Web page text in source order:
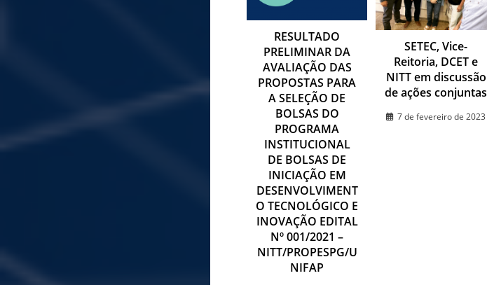
RESULTADO
PRELIMINAR DA
AVALIAÇÃO DAS
PROPOSTAS PARA
A SELEÇÃO DE
BOLSAS DO
PROGRAMA
INSTITUCIONAL
DE BOLSAS DE
INICIAÇÃO EM
DESENVOLVIMENT
O TECNOLÓGICO E
INOVAÇÃO EDITAL
Nº 001/2021 –
NITT/PROPESPG/U
NIFAP
SETEC, Vice-
Reitoria, DCET e
NITT em discussão
de ações conjuntas
7 de fevereiro de 2023